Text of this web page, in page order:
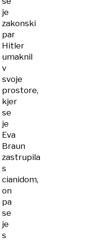
je
zakonski
par
Hitler
umaknil
v
svoje
prostore,
kjer
se
je
Eva
Braun
zastrupila
s
cianidom,
on
pa
se
je
s